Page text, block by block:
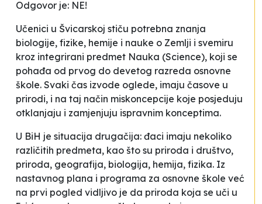
Odgovor je: NE!
Učenici u Švicarskoj stiču potrebna znanja
biologije, fizike, hemije i nauke o Zemlji i svemiru
kroz integrirani predmet Nauka (Science), koji se
pohađa od prvog do devetog razreda osnovne
škole. Svaki čas izvode oglede, imaju časove u
prirodi, i na taj način miskoncepcije koje posjeduju
otklanjaju i zamjenjuju ispravnim konceptima.
U BiH je situacija drugačija: đaci imaju nekoliko
različitih predmeta, kao što su priroda i društvo,
priroda, geografija, biologija, hemija, fizika. Iz
nastavnog plana i programa za osnovne škole već
na prvi pogled vidljivo je da priroda koja se uči u